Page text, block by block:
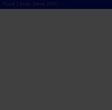
Visual Library Server 2026